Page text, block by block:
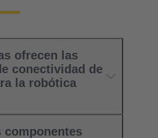
ofrecen las
conectividad de
la robótica
componentes